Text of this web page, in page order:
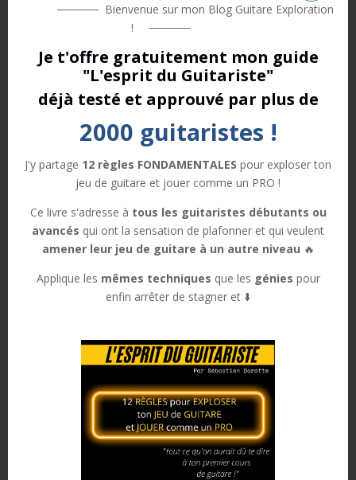
Je t’invite à regarder le tuto sur Youtube pour les détails
CONCLUSION
En conclusion je te partage ce qui pourrais se passer
dans ta tête. Première pensée: je n’y arriverai jamais.
bosser régulièrement, on ne sait jamais. Troisième
pensée: ah ba en fait j’y arrive alors que je ne m’en
sentais pas capable. Un jour tu n’auras plus la première
pensée 🙂
Bienvenue sur mon Blog Guitare Exploration
!
Je t'offre gratuitement mon guide
"L'esprit du Guitariste"
déjà testé et approuvé par plus de
2000 guitaristes !
J'y partage 12 règles FONDAMENTALES pour exploser ton
jeu de guitare et jouer comme un PRO !
Ce livre s'adresse à tous les guitaristes débutants ou
avancés qui ont la sensation de plafonner et qui veulent
amener leur jeu de guitare à un autre niveau 🔥
Applique les mêmes techniques que les génies pour
enfin arrêter de stagner et ⬇️